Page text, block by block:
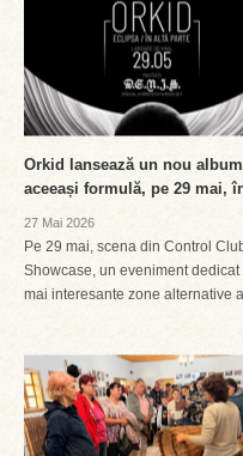
Orkid lansează un nou
aceeași formulă, pe 29 mai,
27 Mai 2026
Pe 29 mai, scena din Control
Showcase, un eveniment
mai interesante zone alternative